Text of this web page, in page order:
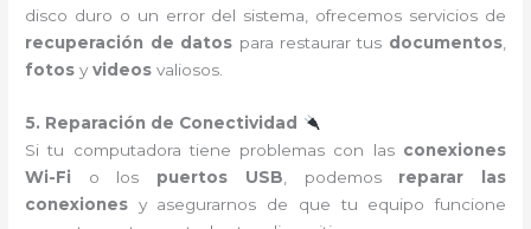
disco duro o un error del sistema, ofrecemos servicios de
recuperación de datos para restaurar tus documentos,
fotos yvideos valiosos.
5. Reparación de Conectividad
Si tu computadora tiene problemas con las conexiones
Wi-Fi o los puertos USB , podemos reparar las
conexiones y asegurarnos de que tu equipo funcione